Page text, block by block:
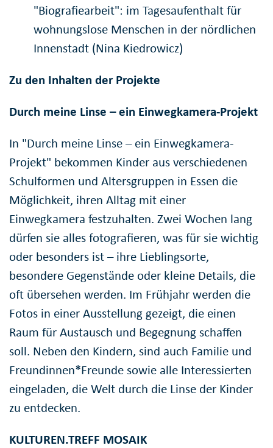
"Biografiearbeit": im Tagesaufenthalt für
wohnungslose Menschen in der nördlichen
Innenstadt (Nina Kiedrowicz)
Zu den Inhalten der Projekte
Durch meine Linse – ein Einwegkamera-Projekt
In "Durch meine Linse – ein Einwegkamera-
Projekt" bekommen Kinder aus verschiedenen
Schulformen und Altersgruppen in Essen die
Möglichkeit, ihren Alltag mit einer
Einwegkamera festzuhalten. Zwei Wochen lang
dürfen sie alles fotografieren, was für sie wichtig
oder besonders ist – ihre Lieblingsorte,
besondere Gegenstände oder kleine Details, die
oft übersehen werden. Im Frühjahr werden die
Fotos in einer Ausstellung gezeigt, die einen
Raum für Austausch und Begegnung schaffen
soll. Neben den Kindern, sind auch Familie und
Freundinnen*Freunde sowie alle Interessierten
eingeladen, die Welt durch die Linse der Kinder
zu entdecken.
KULTUREN.TREFF MOSAIK